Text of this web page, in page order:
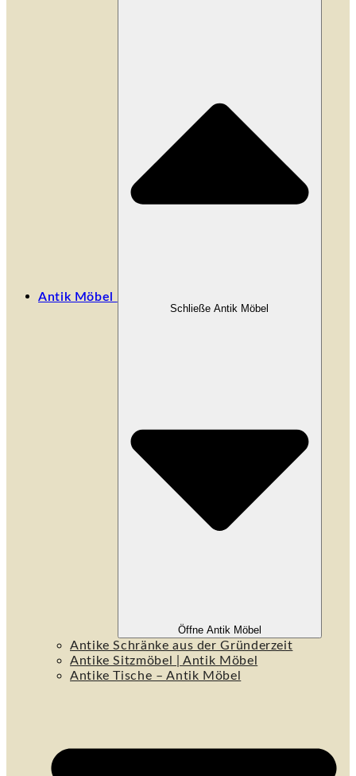
Antik Möbel
Schließe Antik Möbel
Öffne Antik Möbel
Antike Schränke aus der Gründerzeit
Antike Sitzmöbel | Antik Möbel
Antike Tische – Antik Möbel